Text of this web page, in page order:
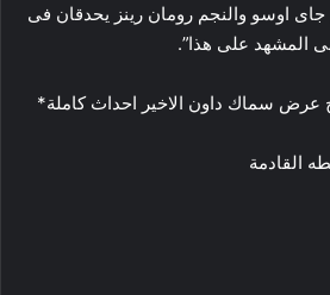
جاى اوسو والنجم رومان رينز يحدقان فى
المشهد على هذا”.
عرض سماك داون الاخير احداث كاملة*
القادمة